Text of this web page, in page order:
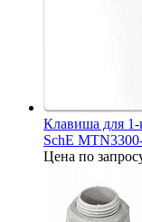
Клавиша для 1-
SchE
Цена по